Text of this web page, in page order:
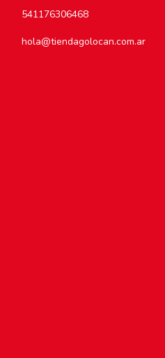
541176306468
hola@tiendagolocan.com.ar